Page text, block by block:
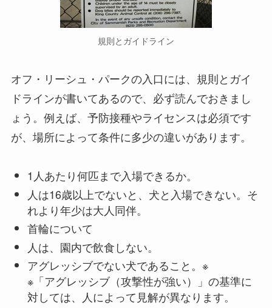
規則とガイドライン
オフ・リーシュ・パークの入口には、規則とガイ
ドラインが書いてあるので、必ず読んでおきまし
ょう。例えば、予防接種やライセンスは必須です
が、場所によって条件に多少の違いがあります。
1人あたり何匹まで入場できるか。
人は16歳以上でないと、犬と入場できない。そ
れより年少は大人同伴。
首輪について
人は、園内で飲食しない。
アグレッシブでない犬であること。※
※「アグレッシブ（攻撃性が強い）」の基準に
対しては、人によって見解が異なります。